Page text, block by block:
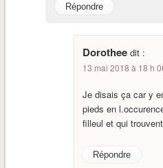
Répondre
Dorothee dit :
13 mai 2018 à 18 h
Je disais ça car y
pieds en
filleul et qui
Répondre